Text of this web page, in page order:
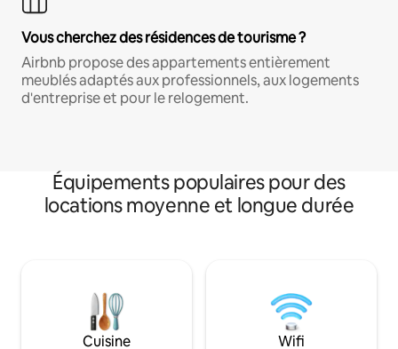
Vous cherchez des résidences de tourisme ?
Airbnb propose des appartements entièrement
meublés adaptés aux professionnels, aux logements
d'entreprise et pour le relogement.
Équipements populaires pour des
locations moyenne et longue durée
Cuisine Wifi